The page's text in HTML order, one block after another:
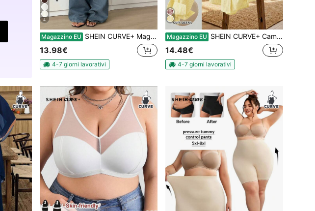
4
Magazzino EU SHEIN CURVE+ Maglietta nera in misto cotone oversize da donna con orlo in pizzo elegante, manica corta, scollo tondo, casual. Comoda maglietta in cotone nero con bordo in pizzo, top casual da donna alla moda a maniche corte con scollo tondo, orlo in pizzo alla moda in misto cotone, top casual da donna a manica corta adatto per tutti i giorni, top con bordo in pizzo per San Valentino, maglietta in cotone casual, top casual, top casual estivo da donna, nuovo top da festa per Capodanno, maglietta nera
13.98€
4-7 giorni lavorativi
Magazzino EU SHEIN CURVE+ Camicia a maniche lunghe blu con bottoni, ampia e comoda, adatta a tutti i giorni, versatile e snellente, con spacco sul retro, per look casual primaverili, blusa da donna, stile semplice, adatta per il lavoro, a righe
14.48€
4-7 giorni lavorativi